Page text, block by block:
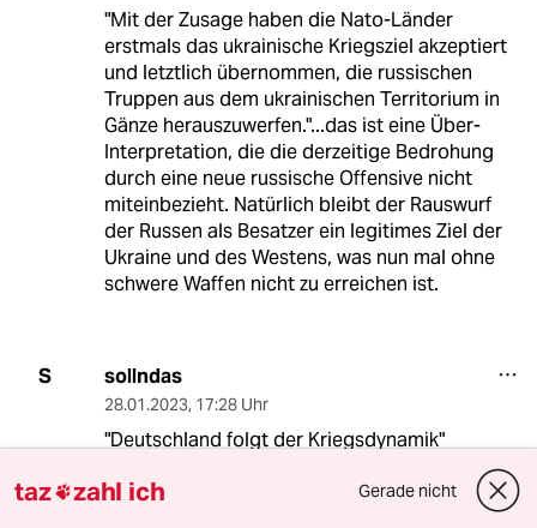
"Mit der Zusage haben die Nato-Länder
erstmals das ukrainische Kriegsziel akzeptiert
und letztlich übernommen, die russischen
Truppen aus dem ukrainischen Territorium in
Gänze herauszuwerfen."...das ist eine Über-
Interpretation, die die derzeitige Bedrohung
durch eine neue russische Offensive nicht
miteinbezieht. Natürlich bleibt der Rauswurf
der Russen als Besatzer ein legitimes Ziel der
Ukraine und des Westens, was nun mal ohne
schwere Waffen nicht zu erreichen ist.
S sollndas
28.01.2023, 17:28 Uhr
"Deutschland folgt der Kriegsdynamik"
Nur weiter so. Dann brauchen wir uns bald über
taz zahl ich Gerade nicht